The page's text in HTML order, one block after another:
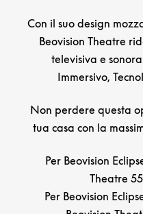
Con il suo design
Beovision Theatre
televisiva e
Immersivo,
Non perdere questa
tua casa con la
Per Beovision
Theatre
Per Beovision